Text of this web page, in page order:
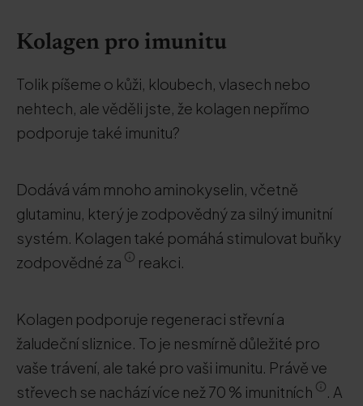
Kolagen pro imunitu
Tolik píšeme o kůži, kloubech, vlasech nebo
nehtech, ale věděli jste, že kolagen nepřímo
podporuje také imunitu?
Dodává vám mnoho aminokyselin, včetně
glutaminu, který je zodpovědný za silný imunitní
systém. Kolagen také pomáhá stimulovat buňky
zodpovědné za
reakci.
Kolagen podporuje regeneraci střevní a
žaludeční sliznice. To je nesmírně důležité pro
vaše trávení, ale také pro vaši imunitu. Právě ve
střevech se nachází více než 70 % imunitních
. A